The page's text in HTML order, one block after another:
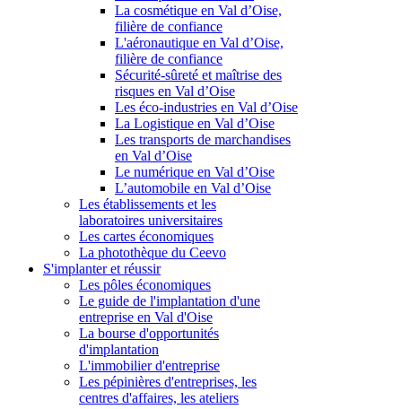
La cosmétique en Val d’Oise,
filière de confiance
L'aéronautique en Val d’Oise,
filière de confiance
Sécurité-sûreté et maîtrise des
risques en Val d’Oise
Les éco-industries en Val d’Oise
La Logistique en Val d’Oise
Les transports de marchandises
en Val d’Oise
Le numérique en Val d’Oise
L’automobile en Val d’Oise
Les établissements et les
laboratoires universitaires
Les cartes économiques
La photothèque du Ceevo
S'implanter et réussir
Les pôles économiques
Le guide de l'implantation d'une
entreprise en Val d'Oise
La bourse d'opportunités
d'implantation
L'immobilier d'entreprise
Les pépinières d'entreprises, les
centres d'affaires, les ateliers